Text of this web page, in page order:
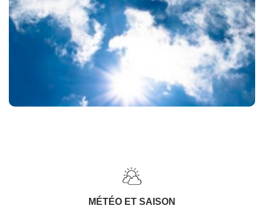
MÉTÉO ET SAISON